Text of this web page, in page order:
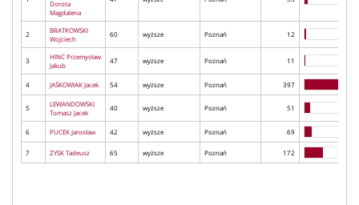
Dorota
Magdalena
2
BRATKOWSKI
Wojciech
60 wyższe Poznań 12
3
HINC Przemysław
Jakub
47 wyższe Poznań 11
4 JAŚKOWIAK Jacek 54 wyższe Poznań 397
5
LEWANDOWSKI
Tomasz Jacek
40 wyższe Poznań 51
6 PUCEK Jarosław 42 wyższe Poznań 69
7 ZYSK Tadeusz 65 wyższe Poznań 172